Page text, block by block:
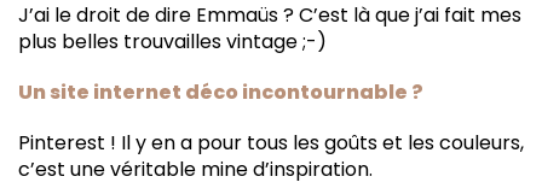
J’ai le droit de dire Emmaüs ? C’est là que j’ai fait mes
plus belles trouvailles vintage ;-)
Un site internet déco incontournable ?
Pinterest ! Il y en a pour tous les goûts et les couleurs,
c’est une véritable mine d’inspiration.